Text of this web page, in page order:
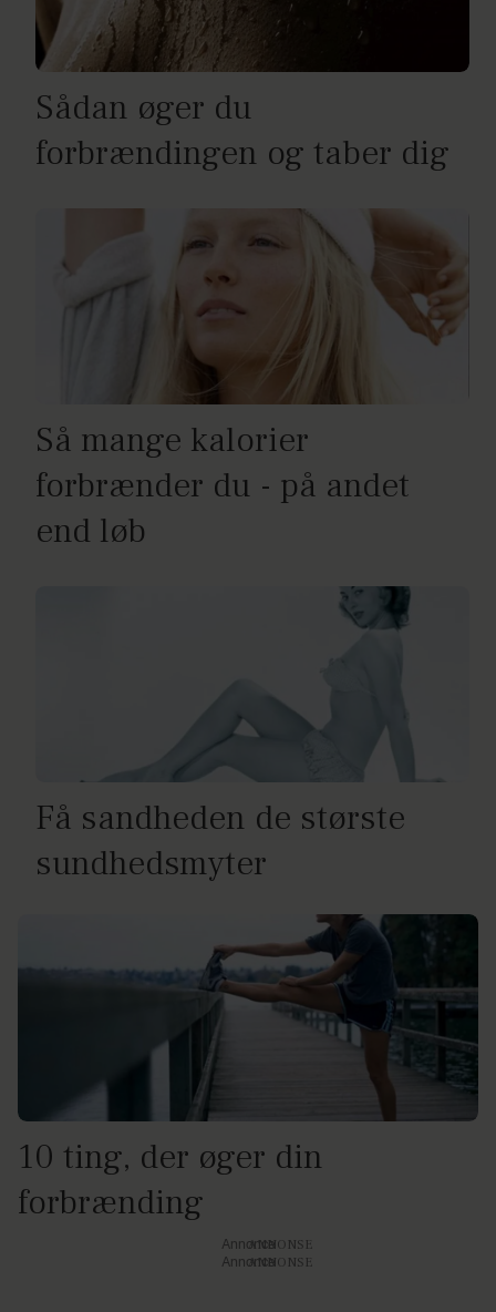
Sådan øger du
forbrændingen og taber dig
Så mange kalorier
forbrænder du - på andet
end løb
Få sandheden de største
sundhedsmyter
10 ting, der øger din
forbrænding
Annonce
Annonce